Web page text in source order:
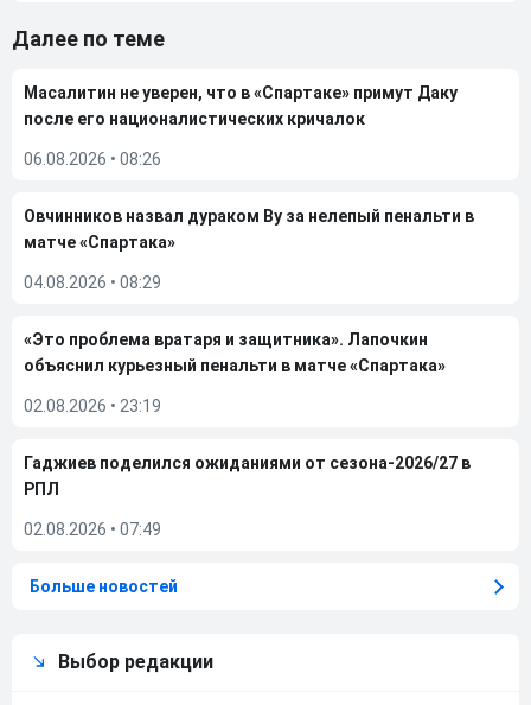
Далее по теме
Масалитин не уверен, что в «Спартаке» примут Даку
после его националистических кричалок
06.08.2026 • 08:26
Овчинников назвал дураком Ву за нелепый пенальти в
матче «Спартака»
04.08.2026 • 08:29
«Это проблема вратаря и защитника». Лапочкин
объяснил курьезный пенальти в матче «Спартака»
02.08.2026 • 23:19
Гаджиев поделился ожиданиями от сезона-2026/27 в
РПЛ
02.08.2026 • 07:49
Больше новостей
Выбор редакции